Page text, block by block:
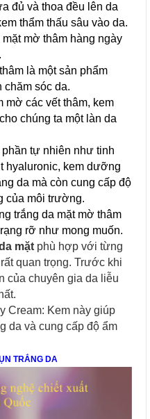
đủ và thoa đều lên da
thẩm thấu sâu vào da.
mờ thâm hàng ngày
là một sản phẩm
chăm sóc da.
mờ các vết thâm, kem
chúng ta một làn da
tự nhiên như tinh
hyaluronic, kem dưỡng
da mà còn cung cấp độ
của môi trường.
trắng da mặt mờ thâm
rỡ như mong muốn.
mặt phù hợp với từng
quan trọng. Trước khi
của chuyên gia da liễu
Cream: Kem này giúp
da và cung cấp độ ẩm
TRẮNG DA